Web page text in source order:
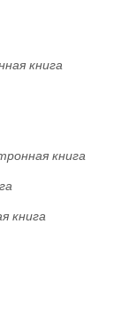
книга
книга
книга